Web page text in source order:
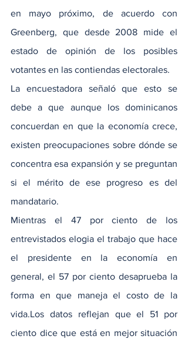
en mayo próximo, de acuerdo con
Greenberg, que desde 2008 mide el
estado de opinión de los posibles
votantes en las contiendas electorales.
La encuestadora señaló que esto se
debe a que aunque los dominicanos
concuerdan en que la economía crece,
existen preocupaciones sobre dónde se
concentra esa expansión y se preguntan
si el mérito de ese progreso es del
mandatario.
Mientras el 47 por ciento de los
entrevistados elogia el trabajo que hace
el presidente en la economía en
general, el 57 por ciento desaprueba la
forma en que maneja el costo de la
vida.Los datos reflejan que el 51 por
ciento dice que está en mejor situación